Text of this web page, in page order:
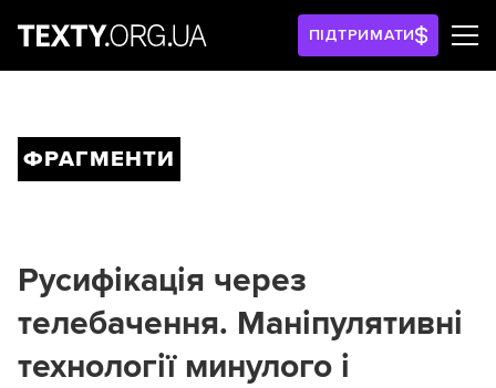
ПІДТРИМАТИ
ФРАГМЕНТИ
Русифікація через
телебачення. Маніпулятивні
технології минулого і